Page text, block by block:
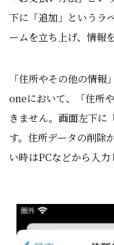
下に「追加」というラ
ームを立ち上げ、情報
「住所やその他の情報
oneにおいて、「住所
きません。画面左下に
す。住所データの削除
い時はPCなどから入力